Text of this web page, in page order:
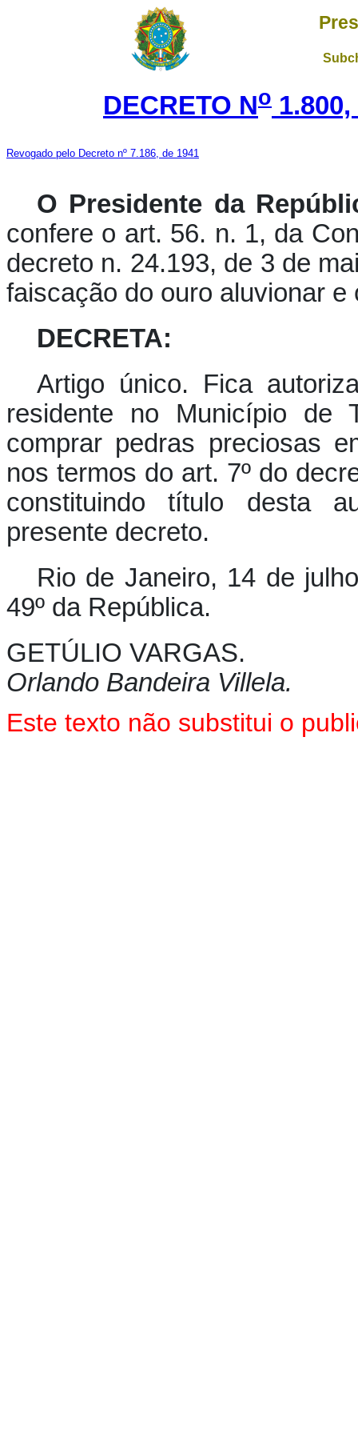
DECRETO No
Revogado pelo Decreto nº 7.186, de 1941
O Presidente da
confere o art. 56. n. 1, da
decreto n. 24.193, de 3 de
faiscação do ouro aluvionar
DECRETA:
Artigo único. Fica
residente no Município de
comprar pedras preciosas
nos termos do art. 7º do
constituindo título desta
presente decreto.
Rio de Janeiro, 14 de
49º da República.
GETÚLIO VARGAS.
Orlando Bandeira Villela.
Este texto não substitui o